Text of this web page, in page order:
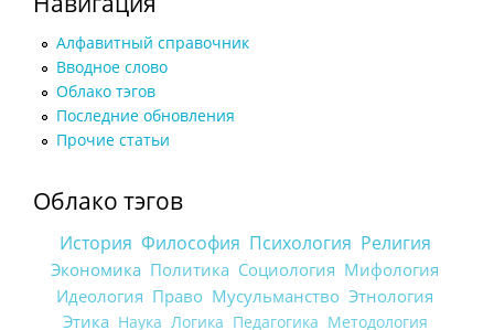
Алфавитный справочник
Вводное слово
Облако тэгов
Последние обновления
Прочие статьи
Облако тэгов
История Философия Психология Религия
Экономика Политика Социология Мифология
Идеология Право Мусульманство Этнология
Этика Наука Логика Педагогика Методология